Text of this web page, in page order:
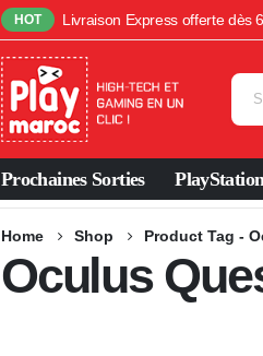
HOT Livraison Express offerte dès
Prochaines Sorties
Home Shop Product Tag -
Oculus